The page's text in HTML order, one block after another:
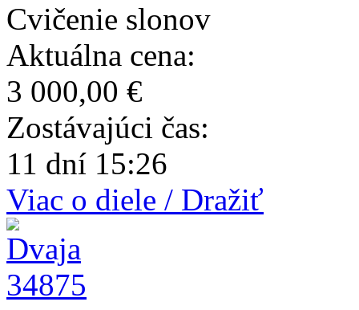
Cvičenie slonov
Aktuálna cena:
3 000,00 €
Zostávajúci čas:
11 dní 15:26
Viac o diele / Dražiť
34875